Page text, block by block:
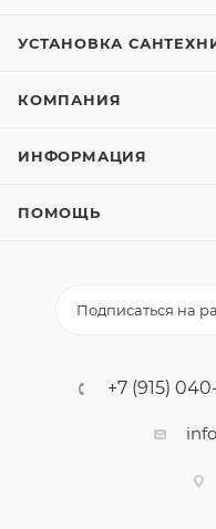
УСТАНОВКА
КОМПАНИЯ
ИНФОРМАЦИЯ
ПОМОЩЬ
Подписаться на
+7 (915)